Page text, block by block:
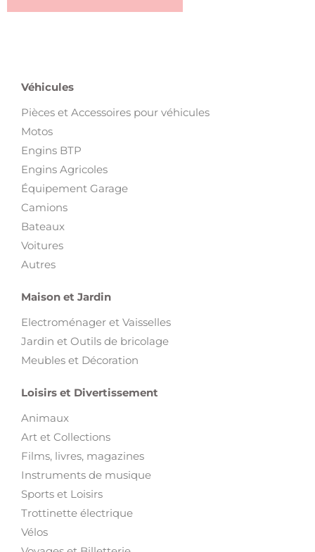
Véhicules
Pièces et Accessoires pour véhicules
Motos
Engins BTP
Engins Agricoles
Équipement Garage
Camions
Bateaux
Voitures
Autres
Maison et Jardin
Electroménager et Vaisselles
Jardin et Outils de bricolage
Meubles et Décoration
Loisirs et Divertissement
Animaux
Art et Collections
Films, livres, magazines
Instruments de musique
Sports et Loisirs
Trottinette électrique
Vélos